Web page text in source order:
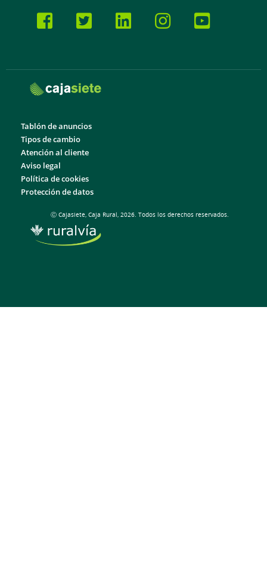
Tablón de anuncios
Tipos de cambio
Atención al cliente
Aviso legal
Política de cookies
Protección de datos
Ⓒ Cajasiete, Caja Rural, 2026. Todos los derechos reservados.